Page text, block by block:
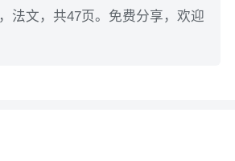
法文，共47页。免费分享，欢迎